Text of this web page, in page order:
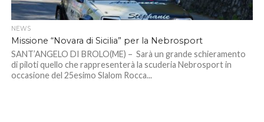
NEWS
Missione “Novara di Sicilia” per la Nebrosport
SANT’ANGELO DI BROLO(ME) – Sarà un grande schieramento
di piloti quello che rappresenterà la scuderia Nebrosport in
occasione del 25esimo Slalom Rocca...